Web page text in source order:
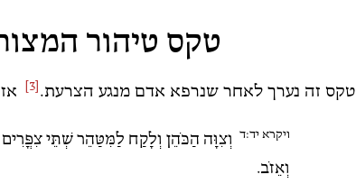
טקס טיהור
טקס זה נערך לאחר שנרפא אדם מנגע הצרעת.
ויקרא יד:ד וְצִוָּה הַכֹּהֵן וְלָקַח לַמִּטַּהֵר שְׁתֵּי
וְאֵזֹב.